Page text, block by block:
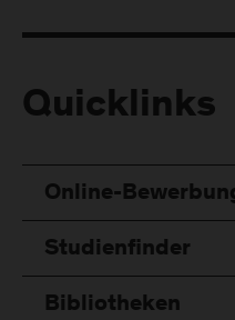
Quicklinks
Online-
Studienfinder
Bibliotheken